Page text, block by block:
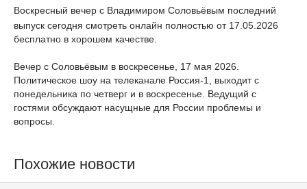
Воскресный вечер с Владимиром Соловьёвым последний
выпуск сегодня смотреть онлайн полностью от 17.05.2026
бесплатно в хорошем качестве.
Вечер с Соловьёвым в воскресенье, 17 мая 2026.
Политическое шоу на телеканале Россия-1, выходит с
понедельника по четверг и в воскресенье. Ведущий с
гостями обсуждают насущные для России проблемы и
вопросы.
Похожие новости